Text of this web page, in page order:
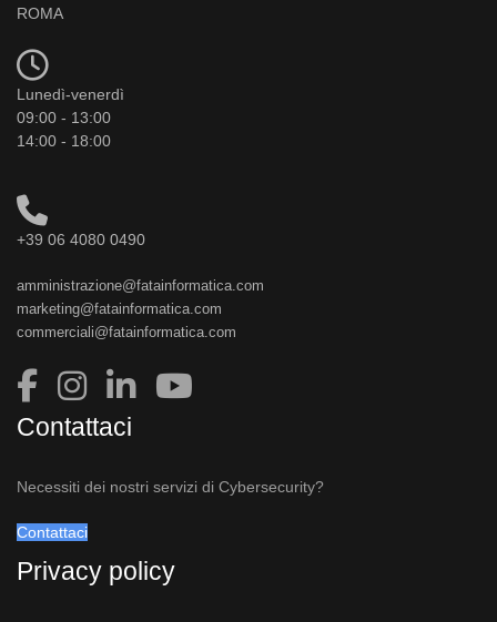
ROMA
Lunedì-venerdì
09:00 - 13:00
14:00 - 18:00
+39 06 4080 0490
amministrazione@fatainformatica.com
marketing@fatainformatica.com
commerciali@fatainformatica.com
Contattaci
Necessiti dei nostri servizi di Cybersecurity?
Contattaci
Privacy policy